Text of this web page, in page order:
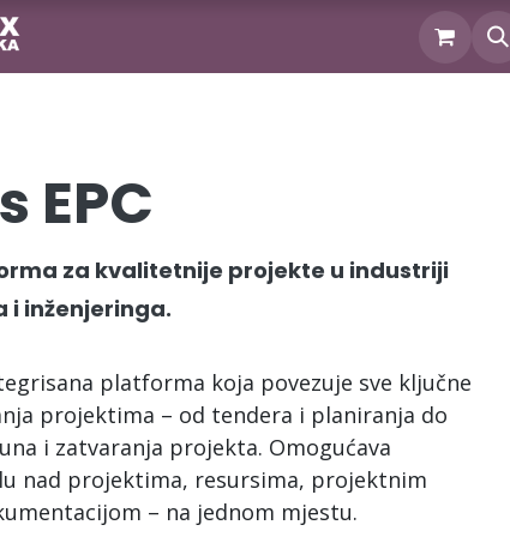
Usluge
EPC
za kvalitetnije projekte u industriji
i inženjeringa.
platforma koja povezuje sve ključne
projektima – od tendera i planiranja do
i zatvaranja projekta. Omogućava
nad projektima, resursima, projektnim
– na jednom mjestu.